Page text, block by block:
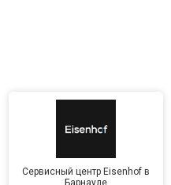
Сервисный центр Eisenhof в
Барнауле